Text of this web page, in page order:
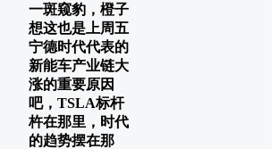
一斑窥豹，橙子
想这也是上周五
宁德时代代表的
新能车产业链大
涨的重要原因
吧，TSLA标杆
杵在那里，时代
的趋势摆在那